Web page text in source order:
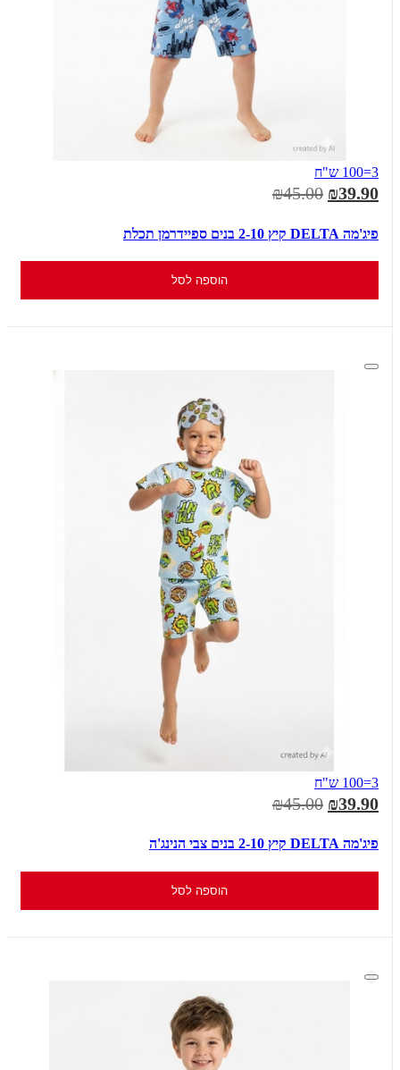
3=100 ש"ח
₪39.90
₪45.00
פיג'מה DELTA קיץ 2-10 בנים ספיידרמן תכלת
הוספה לסל
3=100 ש"ח
₪39.90
₪45.00
פיג'מה DELTA קיץ 2-10 בנים צבי הנינג'ה
הוספה לסל